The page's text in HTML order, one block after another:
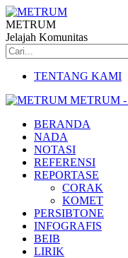
METRUM
Jelajah Komunitas
TENTANG KAMI
METRUM -
BERANDA
NADA
NOTASI
REFERENSI
REPORTASE
CORAK
KOMET
PERSIBTONE
INFOGRAFIS
BEIB
LIRIK